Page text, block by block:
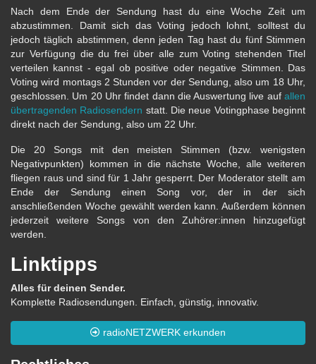
Nach dem Ende der Sendung hast du eine Woche Zeit um
abzustimmen. Damit sich das Voting jedoch lohnt, solltest du
jedoch täglich abstimmen, denn jeden Tag hast du fünf Stimmen
zur Verfügung die du frei über alle zum Voting stehenden Titel
verteilen kannst - egal ob positive oder negative Stimmen. Das
Voting wird montags 2 Stunden vor der Sendung, also um 18 Uhr,
geschlossen. Um 20 Uhr findet dann die Auswertung live auf allen
übertragenden Radiosendern statt. Die neue Votingphase beginnt
direkt nach der Sendung, also um 22 Uhr.
Die 20 Songs mit den meisten Stimmen (bzw. wenigsten
Negativpunkten) kommen in die nächste Woche, alle weiteren
fliegen raus und sind für 1 Jahr gesperrt. Der Moderator stellt am
Ende der Sendung einen Song vor, der in der sich
anschließenden Woche gewählt werden kann. Außerdem können
jederzeit weitere Songs von den Zuhörer:innen hinzugefügt
werden.
Linktipps
Alles für deinen Sender.
Komplette Radiosendungen. Einfach, günstig, innovativ.
radioNETZWERK erkunden